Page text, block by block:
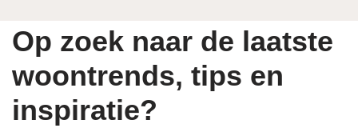
Op zoek naar de laatste
woontrends, tips en
inspiratie?